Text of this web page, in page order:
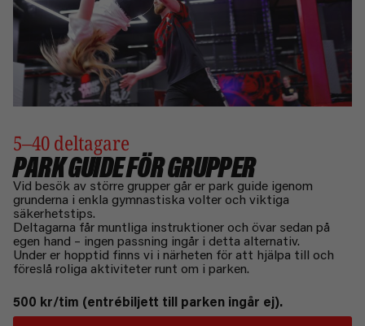
5–40 deltagare
PARK GUIDE FÖR GRUPPER
Vid besök av större grupper går er park guide igenom
grunderna i enkla gymnastiska volter och viktiga
säkerhetstips.
Deltagarna får muntliga instruktioner och övar sedan på
egen hand – ingen passning ingår i detta alternativ.
Under er hopptid finns vi i närheten för att hjälpa till och
föreslå roliga aktiviteter runt om i parken.
500 kr/tim (entrébiljett till parken ingår ej).